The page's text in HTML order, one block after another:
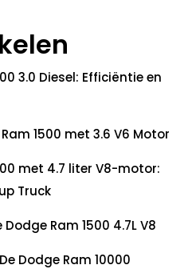
3.0 Diesel: Efficiëntie en
1500 met 3.6 V6 Motor
met 4.7 liter V8-motor:
Truck
Ram 1500 4.7L V8
Dodge Ram 10000